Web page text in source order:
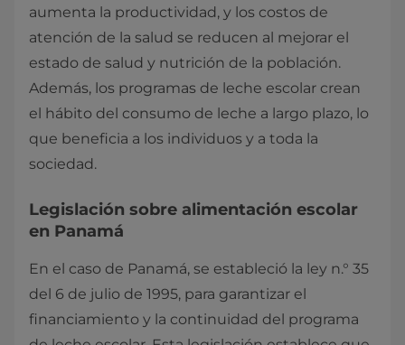
aumenta la productividad, y los costos de
atención de la salud se reducen al mejorar el
estado de salud y nutrición de la población.
Además, los programas de leche escolar crean
el hábito del consumo de leche a largo plazo, lo
que beneficia a los individuos y a toda la
sociedad.
Legislación sobre alimentación escolar
en Panamá
En el caso de Panamá, se estableció la ley n.° 35
del 6 de julio de 1995, para garantizar el
financiamiento y la continuidad del programa